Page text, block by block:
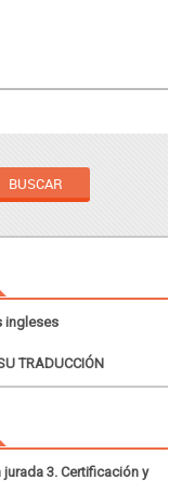
ingleses
TRADUCCIÓN
3. Certificación y